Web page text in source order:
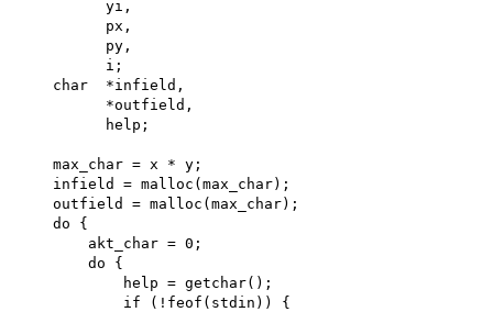
          yi,
          px,
          py,
          i;
    char  *infield,
          *outfield,
          help;
    max_char = x * y;
    infield = malloc(max_char);
    outfield = malloc(max_char);
    do {
        akt_char = 0;
        do {
            help = getchar();
            if (!feof(stdin)) {